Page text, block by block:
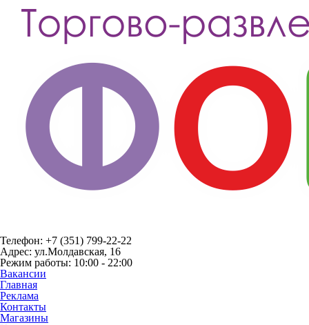
Телефон: +7 (351) 799-22-22
Адрес: ул.Молдавская, 16
Режим работы: 10:00 - 22:00
Вакансии
Главная
Реклама
Контакты
Магазины